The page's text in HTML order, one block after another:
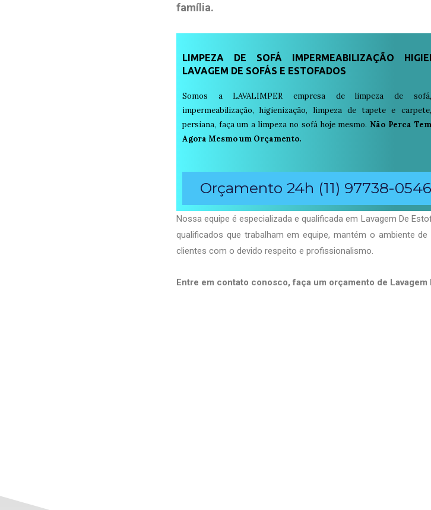
família.
LIMPEZA DE SOFÁ IMPERMEABILIZAÇÃO
LAVAGEM DE SOFÁS E ESTOFADOS
Somos a LAVALIMPER empresa de limpeza de sofá,
impermeabilização, higienização, limpeza de tapete e
persiana, faça um a limpeza no sofá hoje mesmo. Não Perca
Agora Mesmo um Orçamento.
Orçamento 24h (11) 97738-0546
Nossa equipe é especializada e qualificada em Lavagem De
qualificados que trabalham em equipe, mantém o ambiente
clientes com o devido respeito e profissionalismo.
Entre em contato conosco, faça um orçamento de